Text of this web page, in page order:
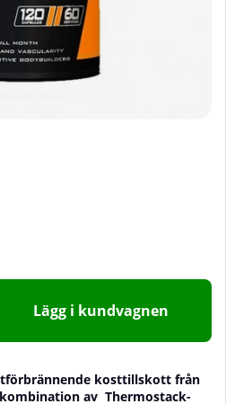
Lägg i kundvagnen
kosttillskott från
av Thermostack-